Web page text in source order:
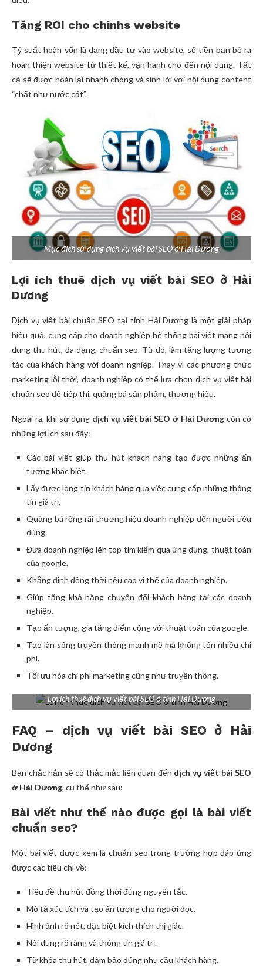
Tăng ROI cho chinhs website
Tỷ suất hoàn vốn là dạng đầu tư vào website, số tiền bạn bỏ ra
hoàn thiện website từ thiết kế, vận hành cho đến nội dung. Tất
cả sẽ được hoàn lại nhanh chóng và sinh lời với nội dung content
“chất như nước cất”.
Mục đích sử dụng dịch vụ viết bài SEO ở Hải Dương
Lợi ích thuê dịch vụ viết bài SEO ở Hải
Dương
Dịch vụ viết bài chuẩn SEO tại tỉnh Hải Dương là một giải pháp
hiệu quả, cung cấp cho doanh nghiệp hệ thống bài viết mang nội
dung thu hút, đa dạng, chuẩn seo. Từ đó, làm tăng lượng tương
tác của khách hàng với doanh nghiệp. Thay vì các phương thức
marketing lỗi thời, doanh nghiệp có thể lựa chọn dịch vụ viết bài
chuẩn seo để tiếp thị, quảng bá sản phẩm, thương hiệu.
Ngoài ra, khi sử dụng dịch vụ viết bài SEO ở Hải Dương còn có
những lợi ích sau đây:
Các bài viết giúp thu hút khách hàng tạo được những ấn
tượng khác biệt.
Lấy được lòng tin khách hàng qua việc cung cấp những thông
tin giá trị.
Quảng bá rộng rãi thương hiệu doanh nghiệp đến người tiêu
dùng.
Đưa doanh nghiệp lên top tìm kiếm qua ứng dụng, thuật toán
của google.
Khẳng định đồng thời nêu cao vị thế của doanh nghiệp.
Giúp tăng khả năng chuyển đổi khách hàng tại các doanh
nghiệp.
Tạo ấn tượng, gia tăng điểm cộng với thuật toán của google.
Tạo làn sóng truyền thông mạnh mẽ mà không tốn nhiều chi
phí.
Tối ưu hóa chi phí marketing cũng như truyền thông.
Lợi ích thuê dịch vụ viết bài SEO ở tỉnh Hải Dương
FAQ – dịch vụ viết bài SEO ở Hải
Dương
Bạn chắc hẳn sẽ có thắc mắc liên quan đến dịch vụ viết bài SEO
ở Hải Dương, cụ thể như sau:
Bài viết như thế nào được gọi là bài viết
chuẩn seo?
Một bài viết được xem là chuẩn seo trong trường hợp đáp ứng
được các tiêu chí về:
Tiêu đề thu hút đồng thời đúng nguyên tắc.
Mô tả xúc tích và tạo ấn tượng cho người đọc.
Hình ảnh rõ nét, đặc biệt kích thích thị giác.
Nội dung rõ ràng và thông tin giá trị.
Từ khóa thu hút, đảm bảo đúng nhu cầu khách hàng.